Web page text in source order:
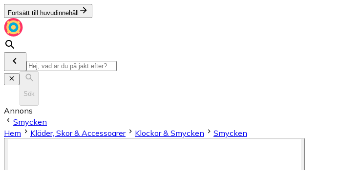
Fortsätt till huvudinnehåll
Sök
Annons
Smycken
Hem
Kläder, Skor & Accessoarer Klockor & Smycken Smycken